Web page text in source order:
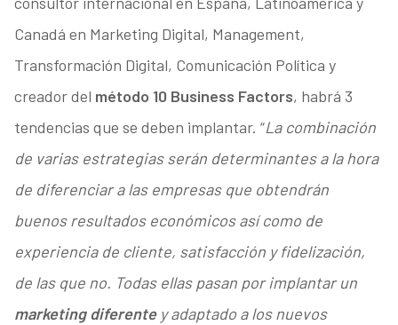
Canadá en Marketing Digital, Management,
Transformación Digital, Comunicación Política y
creador del método 10 Business Factors, habrá 3
tendencias que se deben implantar. “La combinación
de varias estrategias serán determinantes a la hora
de diferenciar a las empresas que obtendrán
buenos resultados económicos así como de
experiencia de cliente, satisfacción y fidelización,
de las que no. Todas ellas pasan por implantar un
marketing diferente y adaptado a los nuevos